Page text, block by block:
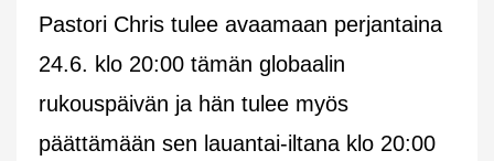
Pastori Chris tulee avaamaan perjantaina
24.6. klo 20:00 tämän globaalin
rukouspäivän ja hän tulee myös
päättämään sen lauantai-iltana klo 20:00